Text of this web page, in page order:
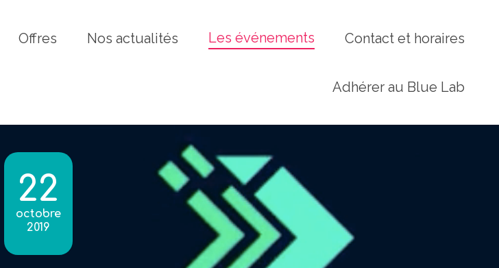
Offres Nos actualités Les événements Contact et horaires
Adhérer au Blue Lab
22
octobre
2019